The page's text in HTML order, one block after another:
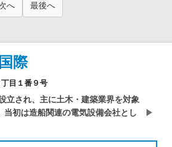
通向け
特化型
析・活用
ェーン
自治体向け
へ 最後へ
際
目１番９号
立され、主に土木・建築業界を対象
初は造船関連の電気設備会社とし